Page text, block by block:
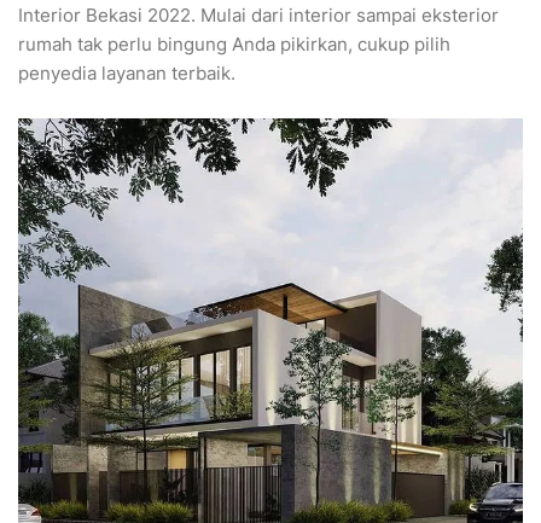
Interior Bekasi 2022. Mulai dari interior sampai eksterior
rumah tak perlu bingung Anda pikirkan, cukup pilih
penyedia layanan terbaik.